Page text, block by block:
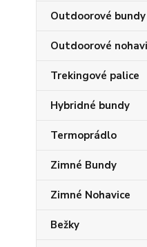
Outdoorové bundy
Outdoorové
Trekingové palice
Hybridné bundy
Termoprádlo
Zimné Bundy
Zimné Nohavice
Bežky